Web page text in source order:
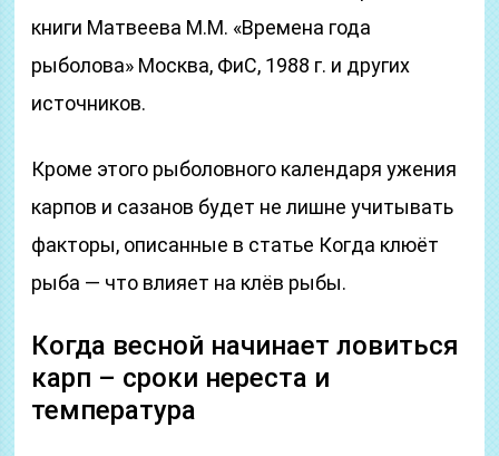
книги Матвеева М.М. «Времена года
рыболова» Москва, ФиС, 1988 г. и других
источников.
Кроме этого рыболовного календаря ужения
карпов и сазанов будет не лишне учитывать
факторы, описанные в статье Когда клюёт
рыба — что влияет на клёв рыбы.
Когда весной начинает ловиться
карп – сроки нереста и
температура